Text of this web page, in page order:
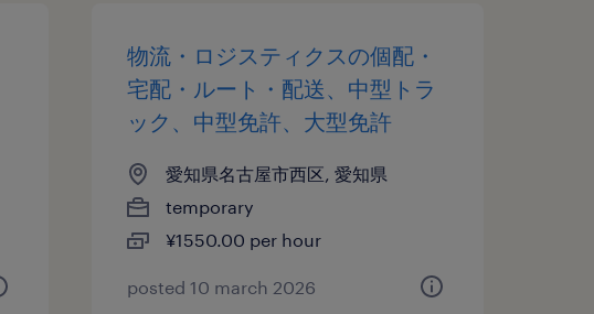
物流・ロジスティクスの個配・
宅配・ルート・配送、中型トラ
ック、中型免許、大型免許
愛知県名古屋市西区, 愛知県
temporary
¥1550.00 per hour
posted 10 march 2026